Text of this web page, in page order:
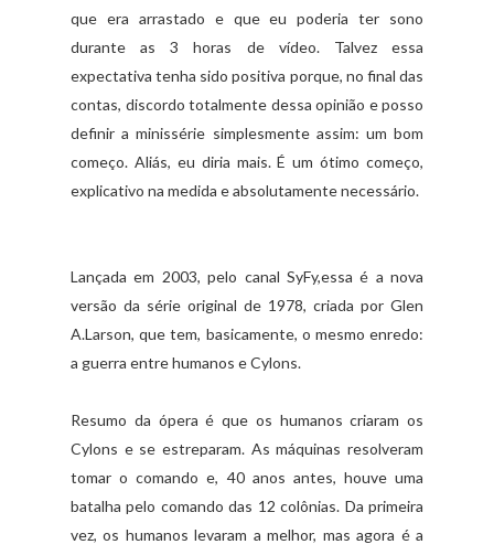
que era arrastado e que eu poderia ter sono
durante as 3 horas de vídeo. Talvez essa
expectativa tenha sido positiva porque, no final das
contas, discordo totalmente dessa opinião e posso
definir a minissérie simplesmente assim: um bom
começo. Aliás, eu diria mais. É um ótimo começo,
explicativo na medida e absolutamente necessário.
Lançada em 2003, pelo canal SyFy,essa é a nova
versão da série original de 1978, criada por Glen
A.Larson, que tem, basicamente, o mesmo enredo:
a guerra entre humanos e Cylons.
Resumo da ópera é que os humanos criaram os
Cylons e se estreparam. As máquinas resolveram
tomar o comando e, 40 anos antes, houve uma
batalha pelo comando das 12 colônias. Da primeira
vez, os humanos levaram a melhor, mas agora é a